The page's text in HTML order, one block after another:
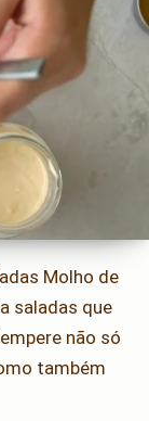
Molho de
saladas que
não só
também